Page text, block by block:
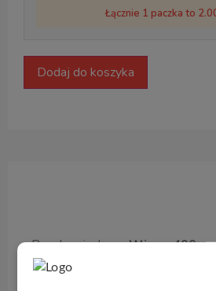
Łącznie 1 paczka to
Dodaj do koszyka
Panele winyloweWineo 400
wszystkiego. Czy jako jasny dekor